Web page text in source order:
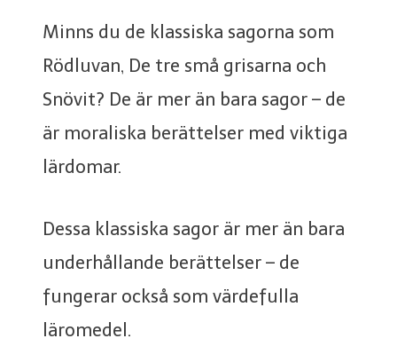
Minns du de klassiska sagorna som
Rödluvan, De tre små grisarna och
Snövit? De är mer än bara sagor – de
är moraliska berättelser med viktiga
lärdomar.
Dessa klassiska sagor är mer än bara
underhållande berättelser – de
fungerar också som värdefulla
läromedel.